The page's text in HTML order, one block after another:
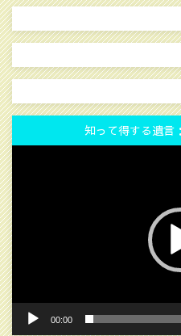
知って得する遺言
動
画
プ
レ
ー
ヤ
ー
00:00